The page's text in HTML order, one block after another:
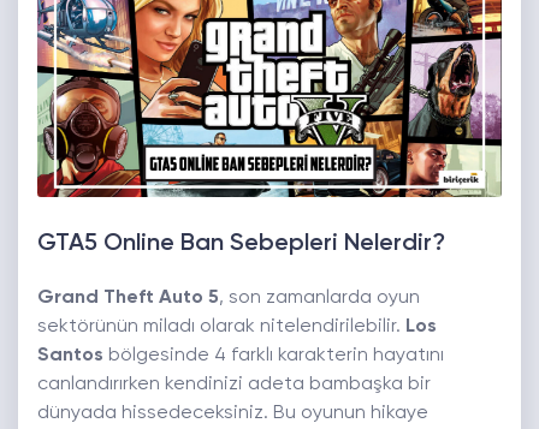
GTA5 Online Ban Sebepleri Nelerdir?
Grand Theft Auto 5, son zamanlarda oyun
sektörünün miladı olarak nitelendirilebilir. Los
Santos bölgesinde 4 farklı karakterin hayatını
canlandırırken kendinizi adeta bambaşka bir
dünyada hissedeceksiniz. Bu oyunun hikaye